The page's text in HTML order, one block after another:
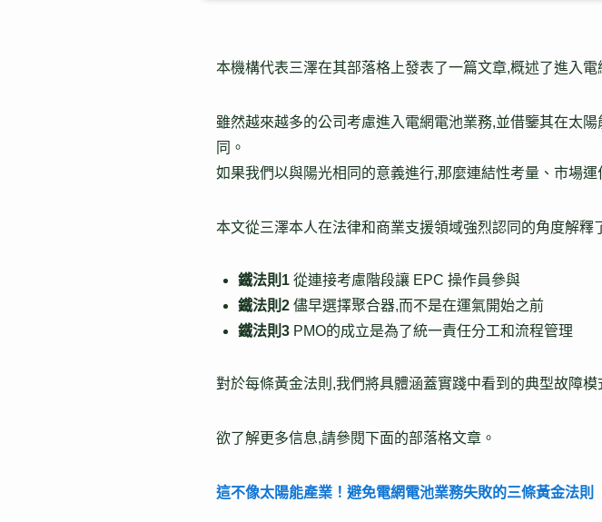
本機構代表三澤在其部落格上發表了一篇文章,概述了進入電
雖然越來越多的公司考慮進入電網電池業務,並借鑒其在太
同。
如果我們以與陽光相同的意義進行,那麼連結性考量、市場
本文從三澤本人在法律和商業支援領域強烈認同的角度解釋
鐵法則1 從連接考慮階段讓 EPC 操作員參與
鐵法則2 儘早選擇聚合器,而不是在運氣開始之前
鐵法則3 PMO的成立是為了統一責任分工和流程管理
對於每條黃金法則,我們將具體涵蓋實踐中看到的典型故障模
欲了解更多信息,請參閱下面的部落格文章。
這不像太陽能產業！避免電網電池業務失敗的三條黃金法則